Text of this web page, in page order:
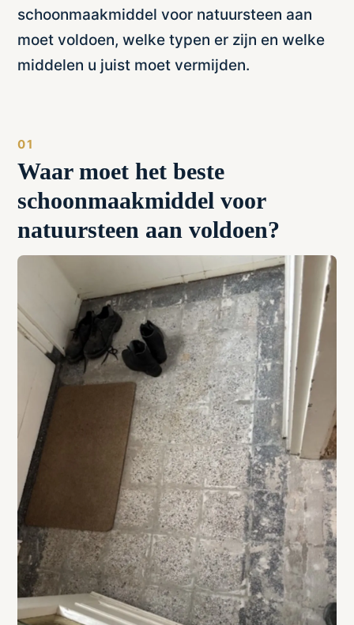
schoonmaakmiddel voor natuursteen aan
moet voldoen, welke typen er zijn en welke
middelen u juist moet vermijden.
Waar moet het beste
schoonmaakmiddel voor
natuursteen aan voldoen?